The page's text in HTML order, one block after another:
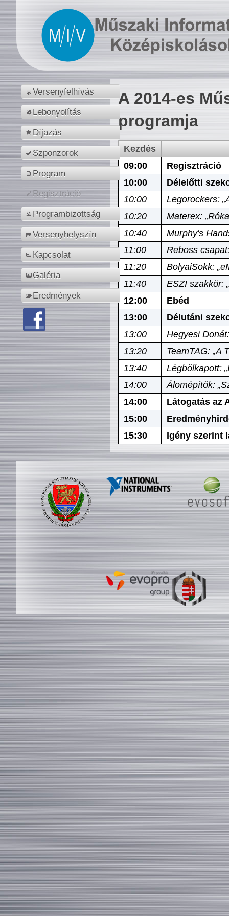
Versenyfelhívás
Lebonyolítás
Díjazás
Szponzorok
Program
Regisztráció
Programbizottság
Versenyhelyszín
Kapcsolat
Galéria
Eredmények
A 2014-es
programja
Kezdés
09:00
Regisztráció
10:00
Délelőtti
10:00
Legorockers:
10:20
Materex:
10:40
Murphy's
11:00
Reboss
11:20
BolyaiSokk:
11:40
ESZI szakkör:
12:00
Ebéd
13:00
Délutáni
13:00
Hegyesi
13:20
TeamTAG: „A
13:40
Légbőlkapott:
14:00
Álomépítők:
14:00
Látogatás az
15:00
15:30
Igény szerint